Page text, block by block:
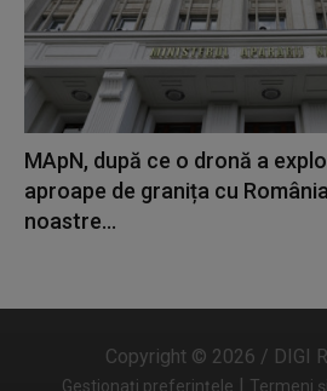
MApN, după ce o dronă a
aproape de granița cu
noastre...
Copyright © 2026 / DIGI
Gestionați preferințele | Termeni